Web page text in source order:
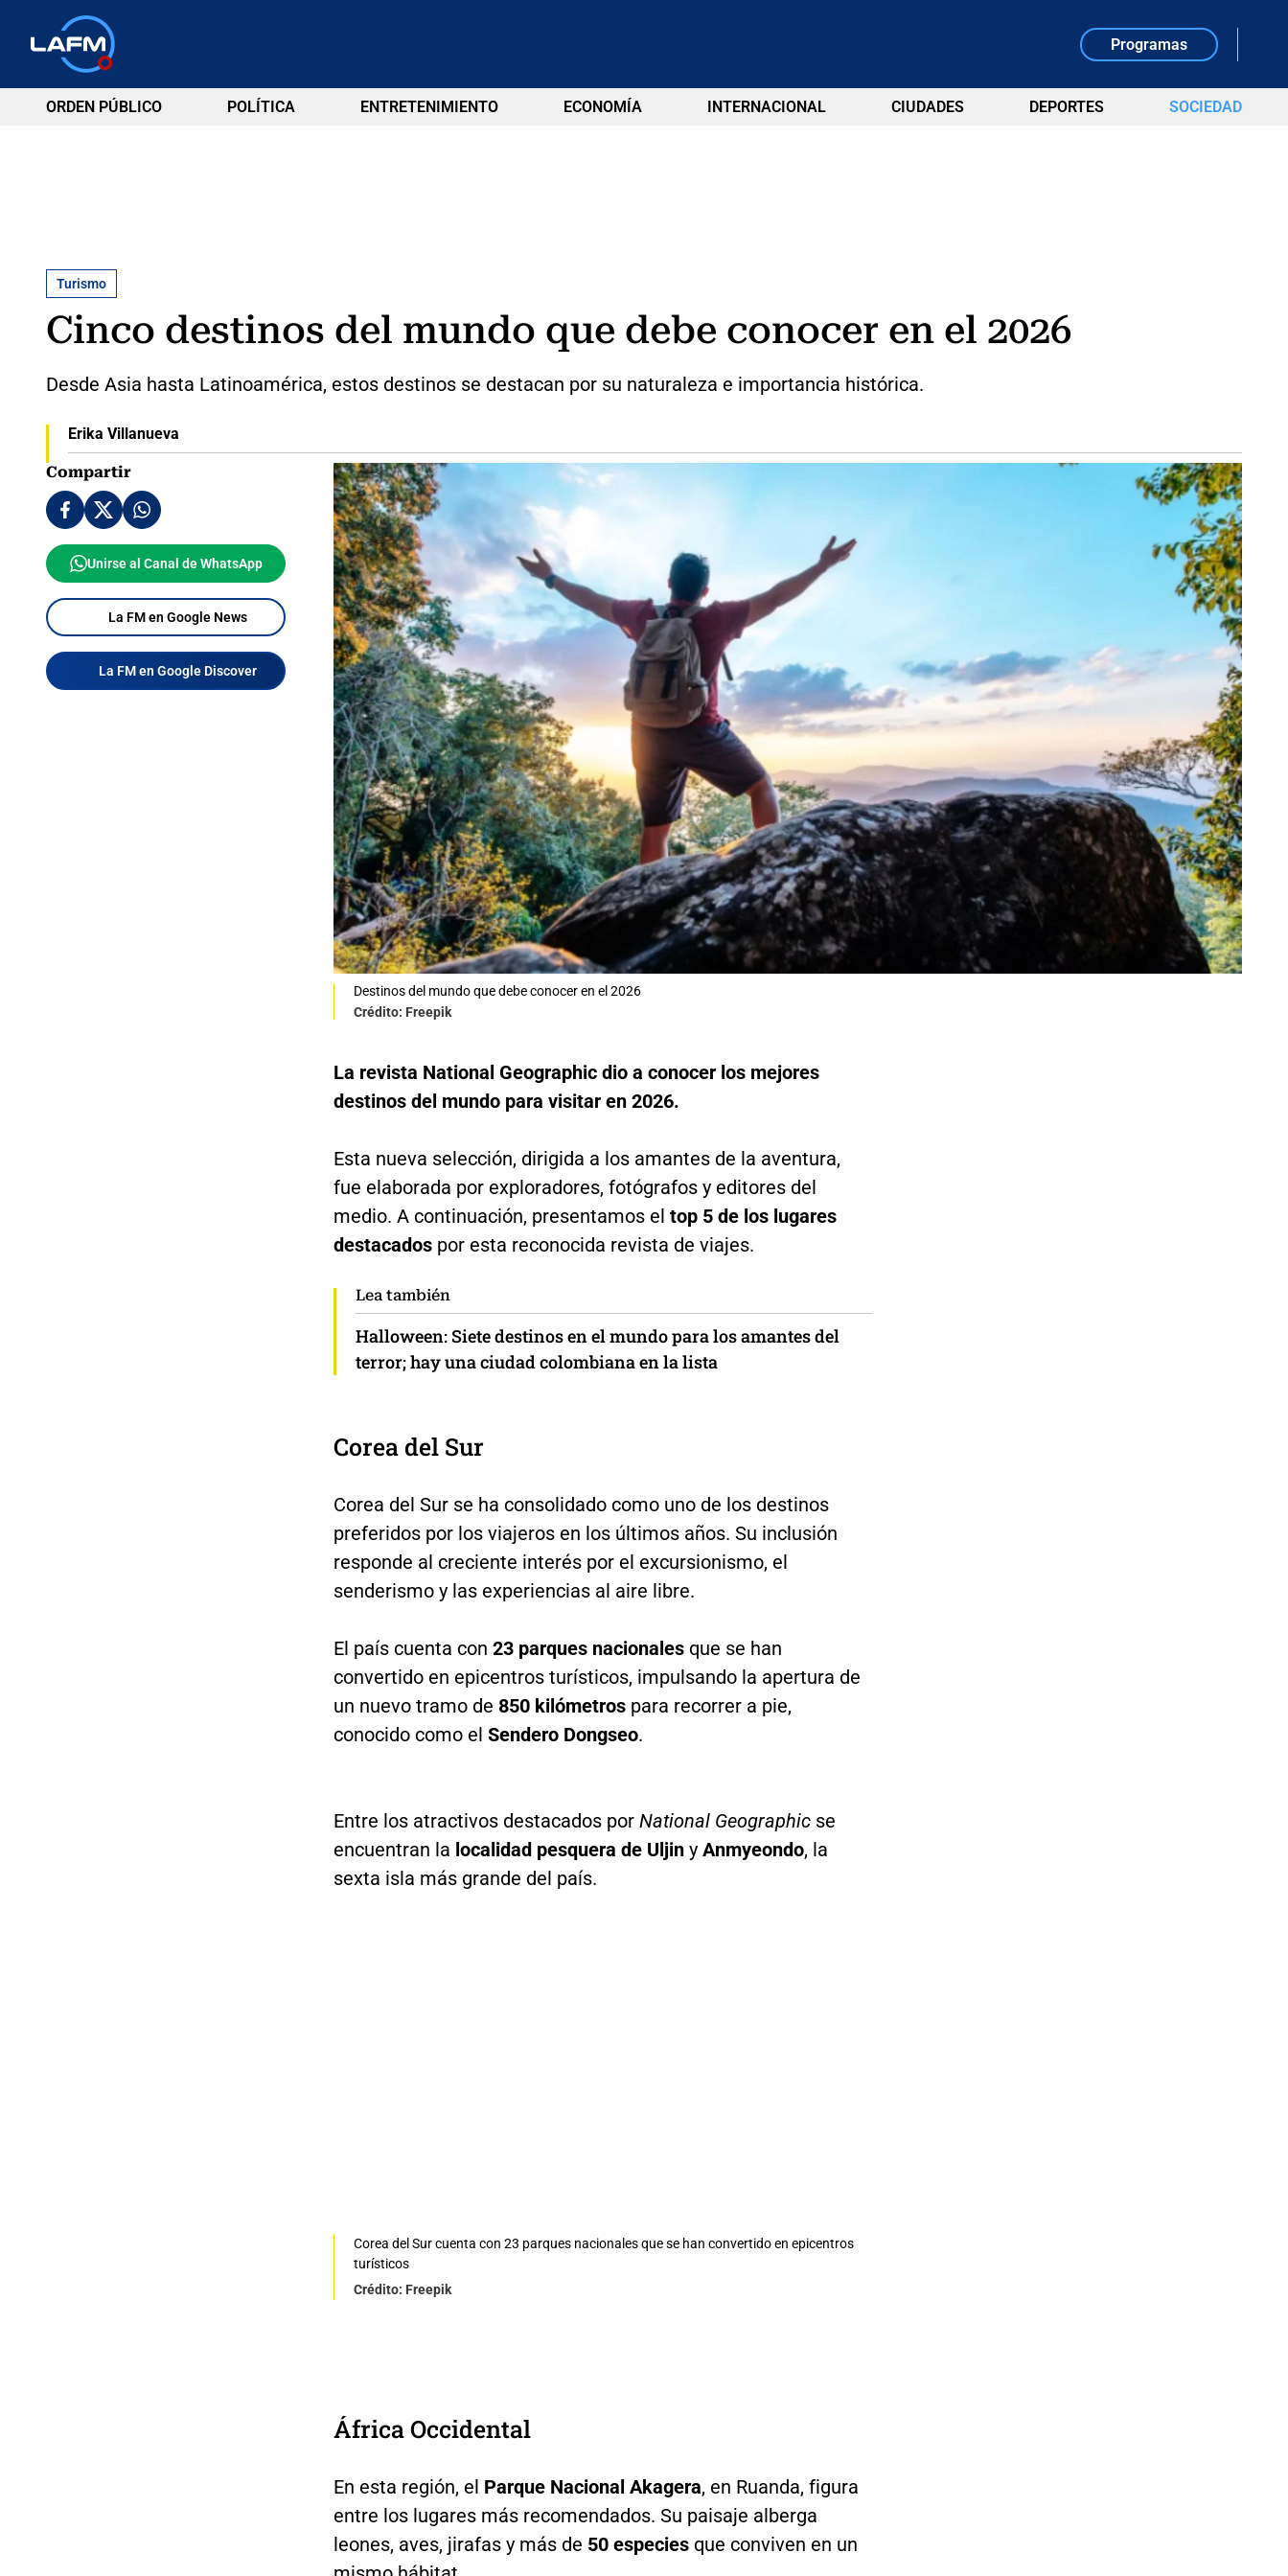
Programas
ORDEN PÚBLICO POLÍTICA ENTRETENIMIENTO ECONOMÍA INTERNACIONAL CIUDADES DEPORTES SOCIEDAD
Turismo
Cinco destinos del mundo que debe conocer en el 2026
Desde Asia hasta Latinoamérica, estos destinos se destacan por su naturaleza e importancia histórica.
Erika Villanueva
Compartir
Unirse al Canal de WhatsApp
La FM en Google News
La FM en Google Discover
Destinos del mundo que debe conocer en el 2026
Crédito: Freepik
La revista National Geographic dio a conocer los mejores
destinos del mundo para visitar en 2026.
Esta nueva selección, dirigida a los amantes de la aventura,
fue elaborada por exploradores, fotógrafos y editores del
medio. A continuación, presentamos el top 5 de los lugares
destacadospor esta reconocida revista de viajes.
Lea también
Halloween: Siete destinos en el mundo para los amantes del
terror; hay una ciudad colombiana en la lista
Corea del Sur
Corea del Sur se ha consolidado como uno de los destinos
preferidos por los viajeros en los últimos años. Su inclusión
responde al creciente interés por el excursionismo, el
senderismo y las experiencias al aire libre.
El país cuenta con 23 parques nacionalesque se han
convertido en epicentros turísticos, impulsando la apertura de
un nuevo tramo de 850 kilómetrospara recorrer a pie,
conocido como el Sendero Dongseo.
Entre los atractivos destacados por National Geographicse
encuentran la localidad pesquera de Uljiny Anmyeondo, la
sexta isla más grande del país.
Corea del Sur cuenta con 23 parques nacionales que se han convertido en epicentros
turísticos
Crédito: Freepik
África Occidental
En esta región, el Parque Nacional Akagera, en Ruanda, figura
entre los lugares más recomendados. Su paisaje alberga
leones, aves, jirafas y más de 50 especiesque conviven en un